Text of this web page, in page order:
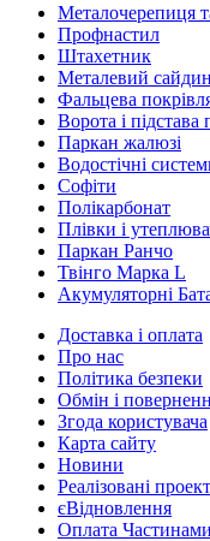
Металочерепиця
Профнастил
Штахетник
Металевий
Фальцева
Ворота і підстава
Паркан жалюзі
Водостічні
Софіти
Полікарбонат
Плівки і
Паркан Ранчо
Твінго Марка L
Акумуляторні
Доставка і оплата
Про нас
Політика безпеки
Обмін і
Згода користувача
Карта сайту
Новини
Реалізовані
єВідновлення
Оплата Частинами